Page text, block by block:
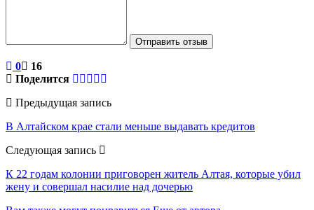
Отправить отзыв
0
16
Поделится
Предыдущая запись
В Алтайском крае стали меньше выдавать кредитов
Следующая запись
К 22 годам колонии приговорен житель Алтая, которые убил
жену и совершал насилие над дочерью